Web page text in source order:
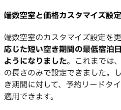
端数空室と価格カスタマイズ設
端数空室のカスタマイズ設定を更
応じた短い空き期間の最低宿泊
ようになりました。これまでは
の長さのみで設定できました。
き期間に対して、予約リードタ
適用できます。